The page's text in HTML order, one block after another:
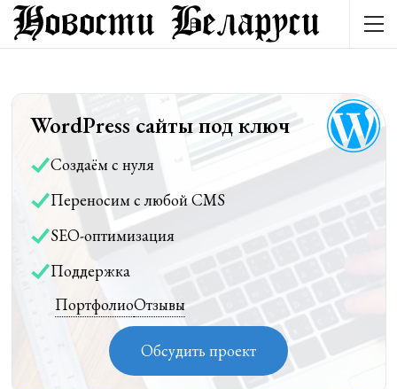
WordPress сайты под ключ
Создаём с нуля
Переносим с любой CMS
SEO-оптимизация
Поддержка
ПортфолиоОтзывы
Обсудить проект